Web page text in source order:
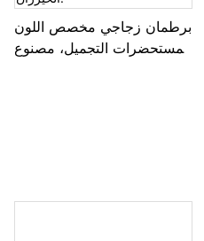
برطمان زجاجي مخصص اللون
لمستحضرات التجميل، مصنوع